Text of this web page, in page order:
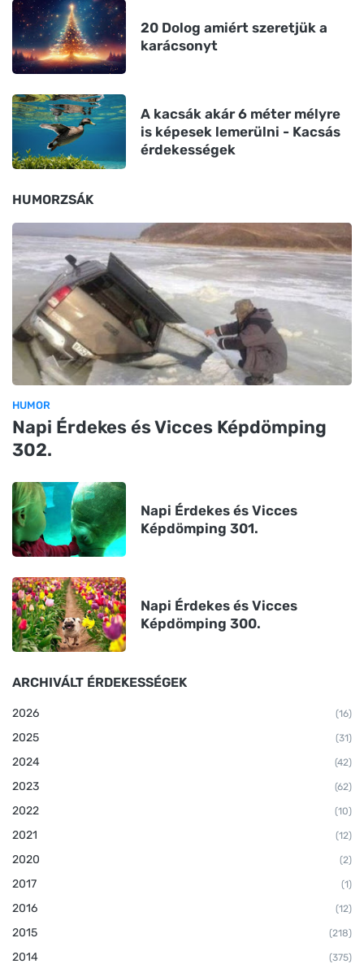
20 Dolog amiért szeretjük a
karácsonyt
A kacsák akár 6 méter mélyre
is képesek lemerülni - Kacsás
érdekességek
HUMORZSÁK
HUMOR
Napi Érdekes és Vicces Képdömping
302.
Napi Érdekes és Vicces
Képdömping 301.
Napi Érdekes és Vicces
Képdömping 300.
ARCHIVÁLT ÉRDEKESSÉGEK
2026 (16)
2025 (31)
2024 (42)
2023 (62)
2022 (10)
2021 (12)
2020 (2)
2017 (1)
2016 (12)
2015 (218)
2014 (375)